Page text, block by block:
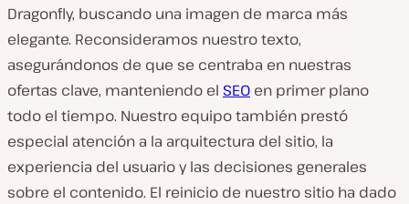
Dragonfly, buscando una imagen de marca más
elegante. Reconsideramos nuestro texto,
asegurándonos de que se centraba en nuestras
ofertas clave, manteniendo el SEO en primer plano
todo el tiempo. Nuestro equipo también prestó
especial atención a la arquitectura del sitio, la
experiencia del usuario y las decisiones generales
sobre el contenido. El reinicio de nuestro sitio ha dado